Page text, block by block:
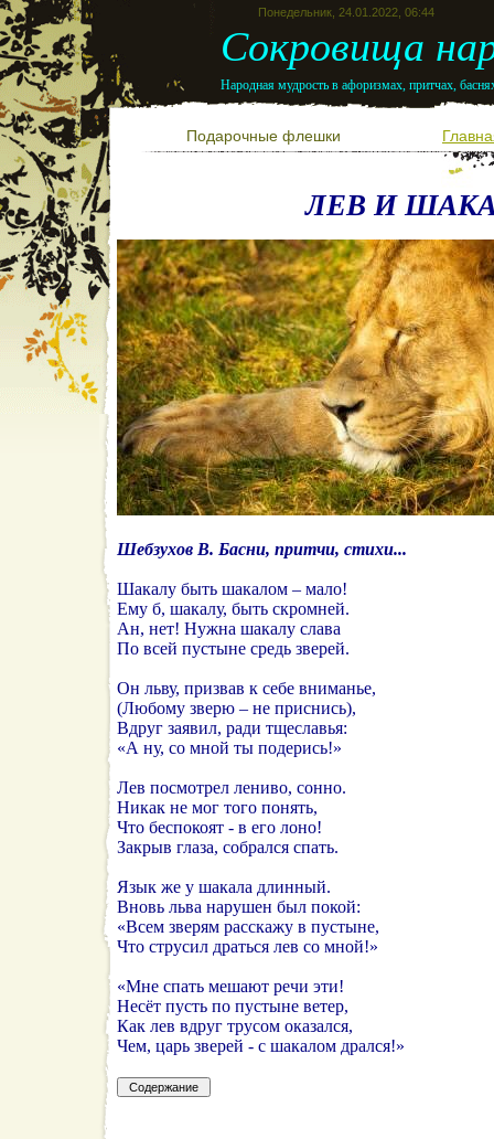
Понедельник, 24.01.2022, 06:44
Сокровища
Народная мудрость в афоризмах, притчах,
Подарочные флешки
ЛЕВ И
Шебзухов В. Басни, притчи, стихи...
Шакалу быть шакалом – мало!
Ему б, шакалу, быть скромней.
Ан, нет! Нужна шакалу слава
По всей пустыне средь зверей.
Он льву, призвав к себе вниманье,
(Любому зверю – не приснись),
Вдруг заявил, ради тщеславья:
«А ну, со мной ты подерись!»
Лев посмотрел лениво, сонно.
Никак не мог того понять,
Что беспокоят - в его лоно!
Закрыв глаза, собрался спать.
Язык же у шакала длинный.
Вновь льва нарушен был покой:
«Всем зверям расскажу в пустыне,
Что струсил драться лев со мной!»
«Мне спать мешают речи эти!
Несёт пусть по пустыне ветер,
Как лев вдруг трусом оказался,
Чем, царь зверей - с шакалом дрался!»